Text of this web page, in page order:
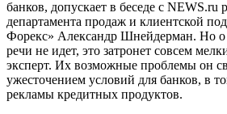
банков, допускает в беседе с NEWS.ru
департамента продаж и клиентской
Форекс» Александр Шнейдерман. Но о
речи не идет, это затронет совсем
эксперт. Их возможные проблемы он
ужесточением условий для банков, в
рекламы кредитных продуктов.